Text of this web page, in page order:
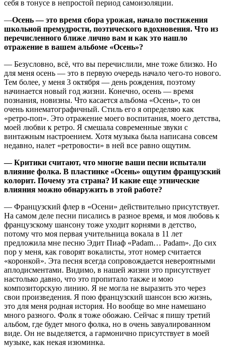
себя в тонусе в непростой период самоизоляции.
—Осень — это время сбора урожая, начало постижения
школьной премудрости, поэтического вдохновения. Что из
перечисленного ближе лично вам и как это нашло
отражение в вашем альбоме «Осень»?
— Безусловно, всё, что вы перечислили, мне тоже близко. Но
для меня осень — это в первую очередь начало чего-то нового.
Тем более, у меня 3 октября — день рождения, поэтому
начинается новый год жизни. Конечно, осень — время
познания, новизны. Что касается альбома «Осень», то он
очень кинематографичный. Стиль его я определяю как
«ретро-поп». Это отражение моего воспитания, моего детства,
моей любви к ретро. Я смешала современные звуки с
винтажным настроением. Хотя музыка была написана совсем
недавно, налет «ретровости» в ней все равно ощутим.
— Критики считают, что многие ваши песни испытали
влияние фолка. В пластинке «Осень» ощутим французский
колорит. Почему эта страна? И какие еще этнические
влияния можно обнаружить в этой работе?
— Французский флер в «Осени» действительно присутствует.
На самом деле песни писались в разное время, и моя любовь к
французскому шансону тоже уходит корнями в детство,
потому что моя первая учительница вокала в 11 лет
предложила мне песню Эдит Пиаф «Padam… Padam». До сих
пор у меня, как говорят вокалисты, этот номер считается
«коронкой». Эта песня всегда сопровождается невероятными
аплодисментами. Видимо, в нашей жизни это присутствует
настолько давно, что это пропитало также и мою
композиторскую линию. Я не могла не выразить это через
свои произведения. Я пою французский шансон всю жизнь,
это для меня родная история. Но вообще во мне намешано
много разного. Фолк я тоже обожаю. Сейчас я пишу третий
альбом, где будет много фолка, но в очень завуалированном
виде. Он не выделяется, а гармонично присутствует в моей
музыке, как некая изюминка.